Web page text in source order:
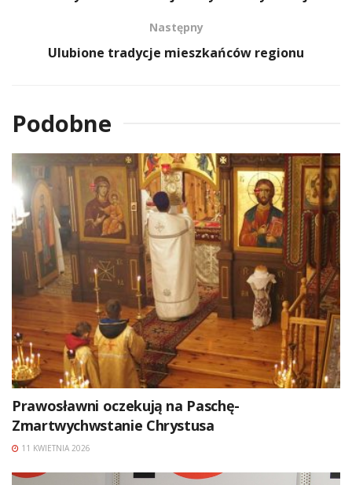
Następny
Ulubione tradycje mieszkańców regionu
Podobne
Prawosławni oczekują na Paschę-
Zmartwychwstanie Chrystusa
11 KWIETNIA 2026